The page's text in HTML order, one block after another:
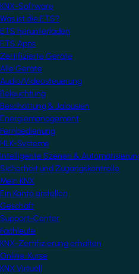
KNX-Software
Was ist die ETS?
ETS herunterladen
ETS Apps
Zertifizierte Geräte
Alle Geräte
Audio/Videosteuerung
Beleuchtung
Beschattung & Jalousien
Energiemanagement
Fernbedienung
HLK-Systeme
Intelligente Szenen &
Sicherheit und Zugangskontrolle
Mein KNX
Ein Konto erstellen
Geschäft
Support-Center
Fachleute
KNX-Zertifizierung erhalten
Online-Kurse
KNX Virtuell